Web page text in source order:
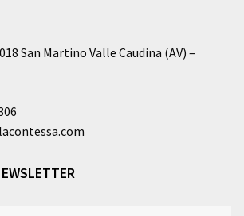
San Martino Valle Caudina (AV) –